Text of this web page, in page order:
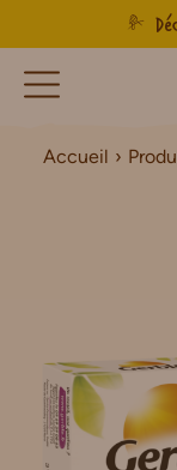
Accueil